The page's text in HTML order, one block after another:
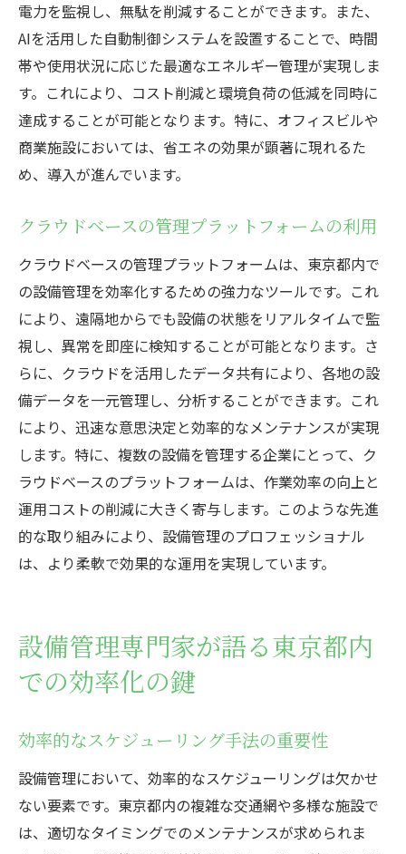
電力を監視し、無駄を削減することができます。また、
AIを活用した自動制御システムを設置することで、時間
帯や使用状況に応じた最適なエネルギー管理が実現しま
す。これにより、コスト削減と環境負荷の低減を同時に
達成することが可能となります。特に、オフィスビルや
商業施設においては、省エネの効果が顕著に現れるた
め、導入が進んでいます。
クラウドベースの管理プラットフォームの利用
クラウドベースの管理プラットフォームは、東京都内で
の設備管理を効率化するための強力なツールです。これ
により、遠隔地からでも設備の状態をリアルタイムで監
視し、異常を即座に検知することが可能となります。さ
らに、クラウドを活用したデータ共有により、各地の設
備データを一元管理し、分析することができます。これ
により、迅速な意思決定と効率的なメンテナンスが実現
します。特に、複数の設備を管理する企業にとって、ク
ラウドベースのプラットフォームは、作業効率の向上と
運用コストの削減に大きく寄与します。このような先進
的な取り組みにより、設備管理のプロフェッショナル
は、より柔軟で効果的な運用を実現しています。
設備管理専門家が語る東京都内
での効率化の鍵
効率的なスケジューリング手法の重要性
設備管理において、効率的なスケジューリングは欠かせ
ない要素です。東京都内の複雑な交通網や多様な施設で
は、適切なタイミングでのメンテナンスが求められま